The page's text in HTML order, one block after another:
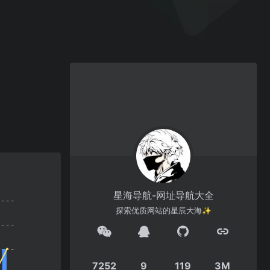
星海导航-网址导航大全
探索优质网站的星辰大海✨
7252 9 119 3M